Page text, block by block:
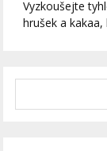
Vyzkoušejte
hrušek a